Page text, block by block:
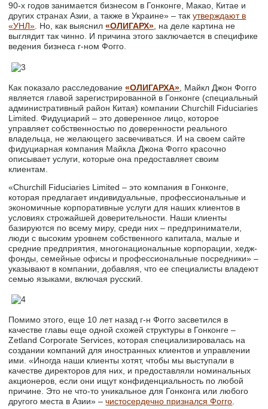
90-х годов занимается бизнесом в Гонконге, Макао, Китае и
других странах Азии, а также в Украине» – такутверждают в
«УНЛ». Но, как выяснил«ОЛИГАРХ», на деле картина не
выглядит так чинно. И причина этого заключается в специфике
ведения бизнеса г-ном Фогго.
Как показало расследование«ОЛИГАРХА» , Майкл Джон Фогго
является главой зарегистрированной в Гонконге (специальный
административный район Китая) компании Churchill Fiduciaries
Limited. Фидуциарий – это доверенное лицо, которое
управляет собственностью по доверенности реального
владельца, не желающего засвечиваться. И на своем сайте
фидуциарная компания Майкла Джона Фогго красочно
описывает услуги, которые она предоставляет своим
клиентам.
«Churchill Fiduciaries Limited – это компания в Гонконге,
которая предлагает индивидуальные, профессиональные и
экономичные корпоративные услуги для наших клиентов в
условиях строжайшей доверительности. Наши клиенты
базируются по всему миру, среди них – предприниматели,
люди с высоким уровнем собственного капитала, малые и
средние предприятия, многонациональные корпорации, хедж-
фонды, семейные офисы и профессиональные посредники» –
указывают в компании, добавляя, что ее специалисты владеют
семью языками, включая русский.
Помимо этого, еще 10 лет назад г-н Фогго засветился в
качестве главы еще одной схожей структуры в Гонконге –
Zetland Corporate Services, которая специализировалась на
создании компаний для иностранных клиентов и управлении
ими. «Иногда наши клиенты хотят, чтобы мы выступали в
качестве директоров для них, и предоставляли номинальных
акционеров, если они ищут конфиденциальность по любой
причине. Это не что-то уникальное для Гонконга или любого
другого места в Азии» –чистосердечно признался Фогго.